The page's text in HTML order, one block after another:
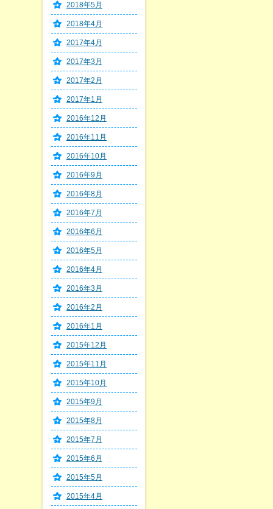
2018年5月
2018年4月
2017年4月
2017年3月
2017年2月
2017年1月
2016年12月
2016年11月
2016年10月
2016年9月
2016年8月
2016年7月
2016年6月
2016年5月
2016年4月
2016年3月
2016年2月
2016年1月
2015年12月
2015年11月
2015年10月
2015年9月
2015年8月
2015年7月
2015年6月
2015年5月
2015年4月